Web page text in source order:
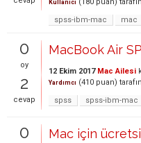
Kullanıcı
spss-ibm-mac
mac
0
oy
2
cevap
MacBook Air
12 Ekim 2017 Mac Ailesi
Yardımcı (410 puan)
spss
spss-ibm-mac
0 Mac için